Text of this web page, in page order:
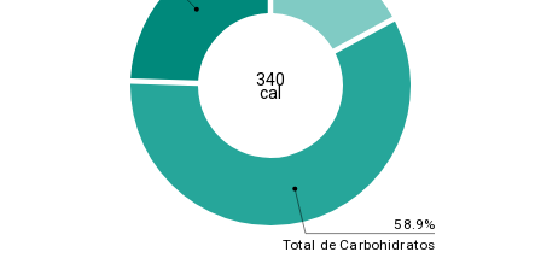
58.9%
Total de Carbohidratos
340
cal